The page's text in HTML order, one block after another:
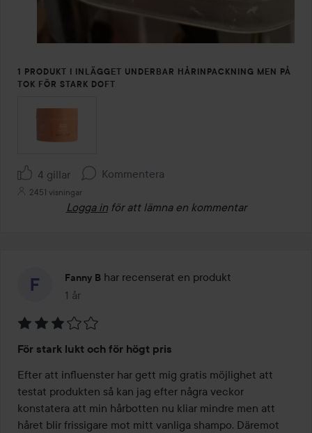
1 PRODUKT I INLÄGGET UNDERBAR HÅRINPACKNING MEN PÅ
TOK FÖR STARK DOFT
4 gillar Kommentera
2451 visningar
Logga in för att lämna en kommentar
Fanny B har recenserat en produkt
1 år
Inlägget skapades 1 år
3
av
5
För stark lukt och för högt pris
Efter att influenster har gett mig gratis möjlighet att
testat produkten så kan jag efter några veckor
konstatera att min hårbotten nu kliar mindre men att
håret blir frissigare mot mitt vanliga shampo. Däremot